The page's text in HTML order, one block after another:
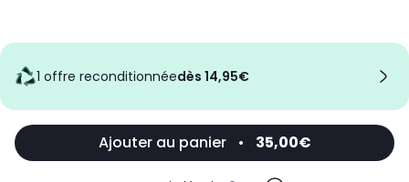
1 offre reconditionnée dès 14,95€
Ajouter au panier • 35,00€